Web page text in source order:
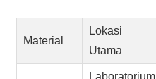
Material
Lokasi
Utama
Laboratorium